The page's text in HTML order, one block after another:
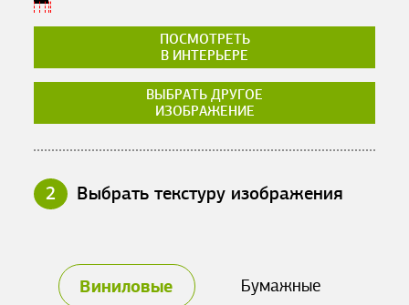
ПОСМОТРЕТЬ
В ИНТЕРЬЕРЕ
ВЫБРАТЬ ДРУГОЕ
ИЗОБРАЖЕНИЕ
2 Выбрать текстуру изображения
Виниловые Бумажные